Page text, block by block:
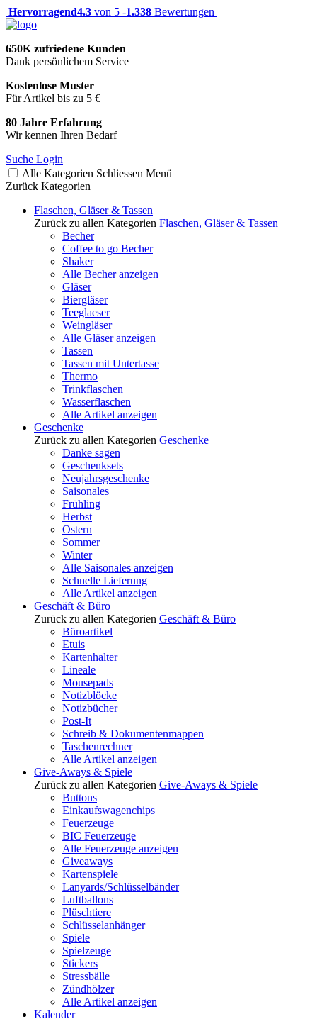
Hervorragend4.3 von 5 -1.338 Bewertungen
650K zufriedene Kunden
Dank persönlichem Service
Kostenlose Muster
Für Artikel bis zu 5 €
80 Jahre Erfahrung
Wir kennen Ihren Bedarf
Suche Login
Alle Kategorien Schliessen Menü
Zurück Kategorien
Flaschen, Gläser & Tassen
Zurück zu allen Kategorien Flaschen, Gläser & Tassen
Becher
Coffee to go Becher
Shaker
Alle Becher anzeigen
Gläser
Biergläser
Teeglaeser
Weingläser
Alle Gläser anzeigen
Tassen
Tassen mit Untertasse
Thermo
Trinkflaschen
Wasserflaschen
Alle Artikel anzeigen
Geschenke
Zurück zu allen Kategorien Geschenke
Danke sagen
Geschenksets
Neujahrsgeschenke
Saisonales
Frühling
Herbst
Ostern
Sommer
Winter
Alle Saisonales anzeigen
Schnelle Lieferung
Alle Artikel anzeigen
Geschäft & Büro
Zurück zu allen Kategorien Geschäft & Büro
Büroartikel
Etuis
Kartenhalter
Lineale
Mousepads
Notizblöcke
Notizbücher
Post-It
Schreib & Dokumentenmappen
Taschenrechner
Alle Artikel anzeigen
Give-Aways & Spiele
Zurück zu allen Kategorien Give-Aways & Spiele
Buttons
Einkaufswagenchips
Feuerzeuge
BIC Feuerzeuge
Alle Feuerzeuge anzeigen
Giveaways
Kartenspiele
Lanyards/Schlüsselbänder
Luftballons
Plüschtiere
Schlüsselanhänger
Spiele
Spielzeuge
Stickers
Stressbälle
Zündhölzer
Alle Artikel anzeigen
Kalender